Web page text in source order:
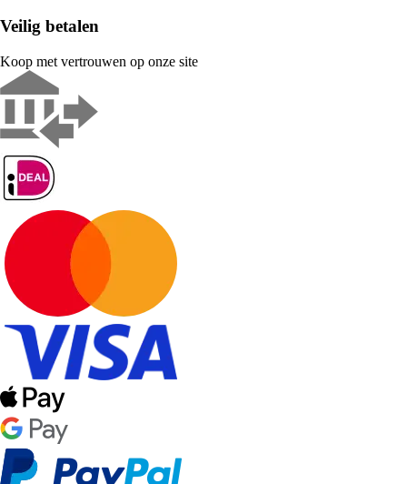
Veilig betalen
Koop met vertrouwen op onze site